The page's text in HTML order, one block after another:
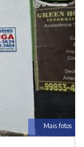
Mais fotos